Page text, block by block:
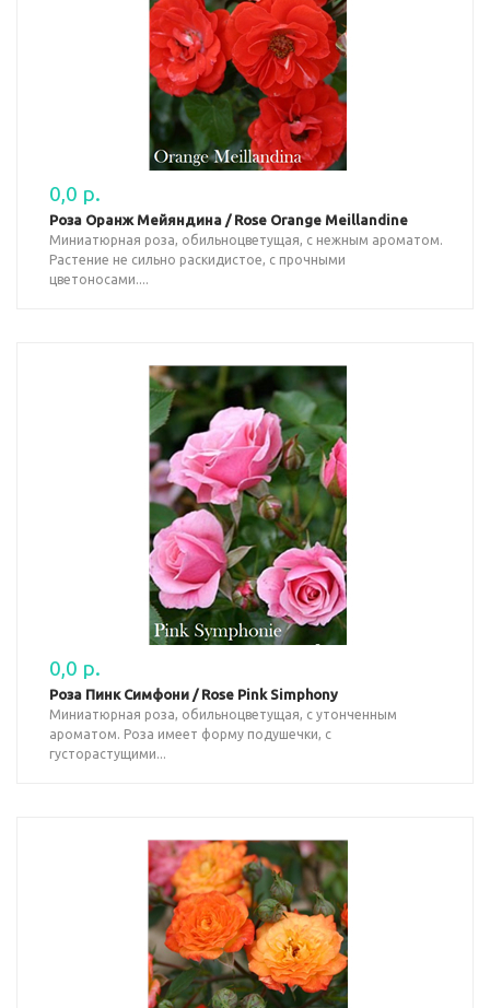
0,0 р.
Роза Оранж Мейяндина / Rose Orange Meillandine
Миниатюрная роза, обильноцветущая, с нежным ароматом.
Растение не сильно раскидистое, с прочными
цветоносами....
0,0 р.
Роза Пинк Симфони / Rose Pink Simphony
Миниатюрная роза, обильноцветущая, с утонченным
ароматом. Роза имеет форму подушечки, с
густорастущими...